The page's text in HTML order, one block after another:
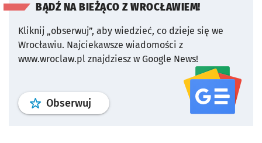
BĄDŹ NA BIEŻĄCO Z WROCŁAWIEM!
Kliknij „obserwuj”, aby wiedzieć, co dzieje się we
Wrocławiu. Najciekawsze wiadomości z
www.wroclaw.pl znajdziesz w Google News!
Obserwuj profil serwisu